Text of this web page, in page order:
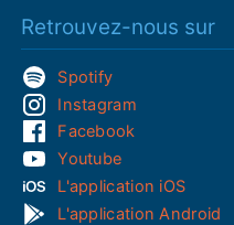
Retrouvez-nous sur
Spotify
Instagram
Facebook
Youtube
L'application iOS
L'application Android